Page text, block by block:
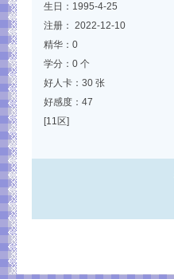
生日：1995-4-25
注册： 2022-12-10
精华：0
学分：0 个
好人卡：30 张
好感度：47
[11区]